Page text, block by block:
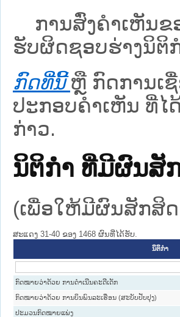
ການສົ່ງຄໍາເຫັນຂ
ຮັບຜິດຊອບຮ່າງນິຕິ
ກົດທີ່ນີ້ ຫຼື ກົດການເ
ປະກອບຄຳເຫັນ ທີ່ໄ
ກ່າວ.
ນິຕິກໍາ ທີ່ມີຜົນສັ
(ເພື່ອໃຫ້ມີຜົນສັກສິດ
ສະແດງ 31-40 ຂອງ 1468 ຜົນທີ່ໄດ້ຮັບ.
ນິຕິກໍາ
ກົດໝາຍວ່າດ້ວຍ ການດຳເນີນຄະດີເດັກ
ກົດໝາຍວ່າດ້ວຍ ການບິນພົນລະເຮືອນ (ສະບັບປັບປຸງ)
ປະມວນກົດໝາຍແພ່ງ